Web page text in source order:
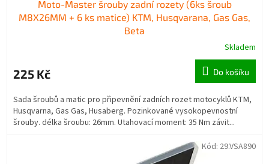
Moto-Master šrouby zadní rozety (6ks šroub
M8X26MM + 6 ks matice) KTM, Husqvarana, Gas Gas,
Beta
Skladem
225 Kč Do košíku
Sada šroubů a matic pro připevnění zadních rozet motocyklů KTM,
Husqvarna, Gas Gas, Husaberg. Pozinkované vysokopevnostní
šrouby. délka šroubu: 26mm. Utahovací moment: 35 Nm závit...
Kód: 29.VSA890